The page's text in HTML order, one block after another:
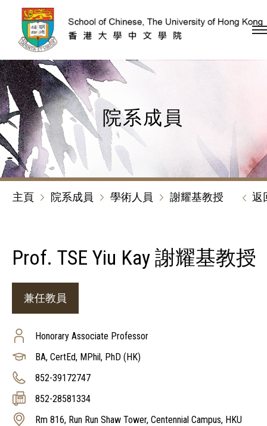
跳到內容（按回車鍵）
院系成員
主頁 院系成員 學術人員 謝耀基教授 返
Prof. TSE Yiu Kay 謝耀基教授
兼任教員
Honorary Associate Professor
BA, CertEd, MPhil, PhD (HK)
852-39172747
852-28581334
Rm 816, Run Run Shaw Tower, Centennial Campus, HKU